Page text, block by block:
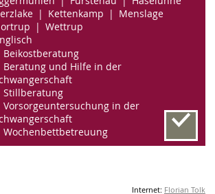
Kettenkamp
Menslage
Wettrup
Beikostberatung
Beratung und Hilfe in der
Stillberatung
Vorsorgeuntersuchung in der
Wochenbettbetreuung
Internet: Florian Tolk